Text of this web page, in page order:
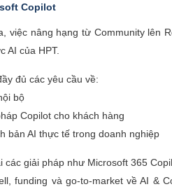
Copilot
việc nâng hạng từ Community lên
AI của HPT.
đủ các yêu cầu về:
bộ
Copilot cho khách hàng
bản AI thực tế trong doanh nghiệp
các giải pháp như Microsoft 365
funding và go-to-market về AI &